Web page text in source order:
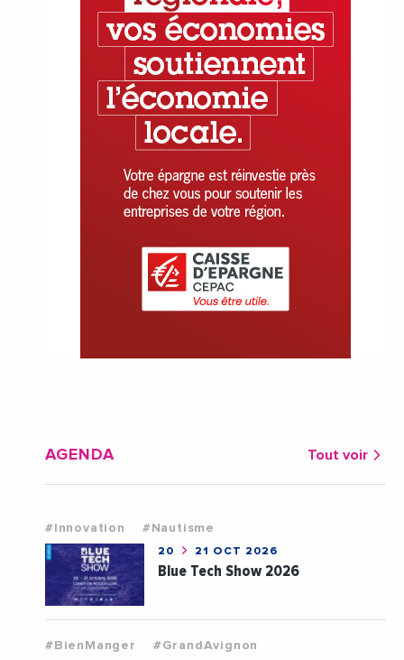
AGENDA Tout voir
#Innovation #Nautisme
20 21 OCT 2026
Blue Tech Show 2026
#BienManger #GrandAvignon